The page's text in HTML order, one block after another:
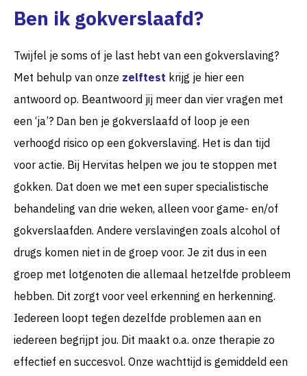
Ben ik gokverslaafd?
Twijfel je soms of je last hebt van een gokverslaving?
Met behulp van onze zelftest krijg je hier een
antwoord op. Beantwoord jij meer dan vier vragen met
een ‘ja’? Dan ben je gokverslaafd of loop je een
verhoogd risico op een gokverslaving. Het is dan tijd
voor actie. Bij Hervitas helpen we jou te stoppen met
gokken. Dat doen we met een super specialistische
behandeling van drie weken, alleen voor game- en/of
gokverslaafden. Andere verslavingen zoals alcohol of
drugs komen niet in de groep voor. Je zit dus in een
groep met lotgenoten die allemaal hetzelfde probleem
hebben. Dit zorgt voor veel erkenning en herkenning.
Iedereen loopt tegen dezelfde problemen aan en
iedereen begrijpt jou. Dit maakt o.a. onze therapie zo
effectief en succesvol. Onze wachttijd is gemiddeld een